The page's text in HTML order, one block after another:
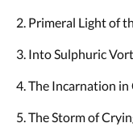
2. Primeral Light of
3. Into Sulphuric
4. The Incarnation
5. The Storm of